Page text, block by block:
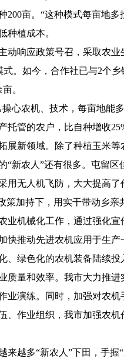
200亩。“这种模式每亩地
种植成本。
响应政策号召，采取农业
。如今，合作社已与2个
。
农机、技术，每亩地能多
托管的农户，比自种增收
新领域。除了种植玉米等
农人”还有很多。屯留区
用无人机飞防，大大提高
策加持下，用实干带动乡亲
机械化工作，通过强化宣
快推动先进农机应用于生
绿色化的农机装备陆续投
质量和效率。我市大力推
业演练。同时，加强对农
作业组织，我市加强农机
越多“新农人”下田，手握“